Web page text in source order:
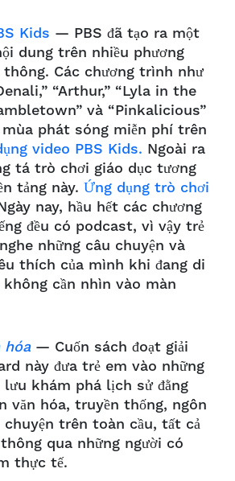
Kids — PBS đã tạo ra một
dung trên nhiều phương
Các chương trình như
“Arthur,” “Lyla in the
và “Pinkalicious”
mùa phát sóng miễn phí trên
video PBS Kids. Ngoài ra
tá trò chơi giáo dục tương
tảng này. Ứng dụng trò chơi
nay, hầu hết các chương
đều có podcast, vì vậy trẻ
những câu chuyện và
thích của mình khi đang di
không cần nhìn vào màn
hóa— Cuốn sách đoạt giải
này đưa trẻ em vào những
lưu khám phá lịch sử đằng
văn hóa, truyền thống, ngôn
chuyện trên toàn cầu, tất cả
qua những người có
thực tế.